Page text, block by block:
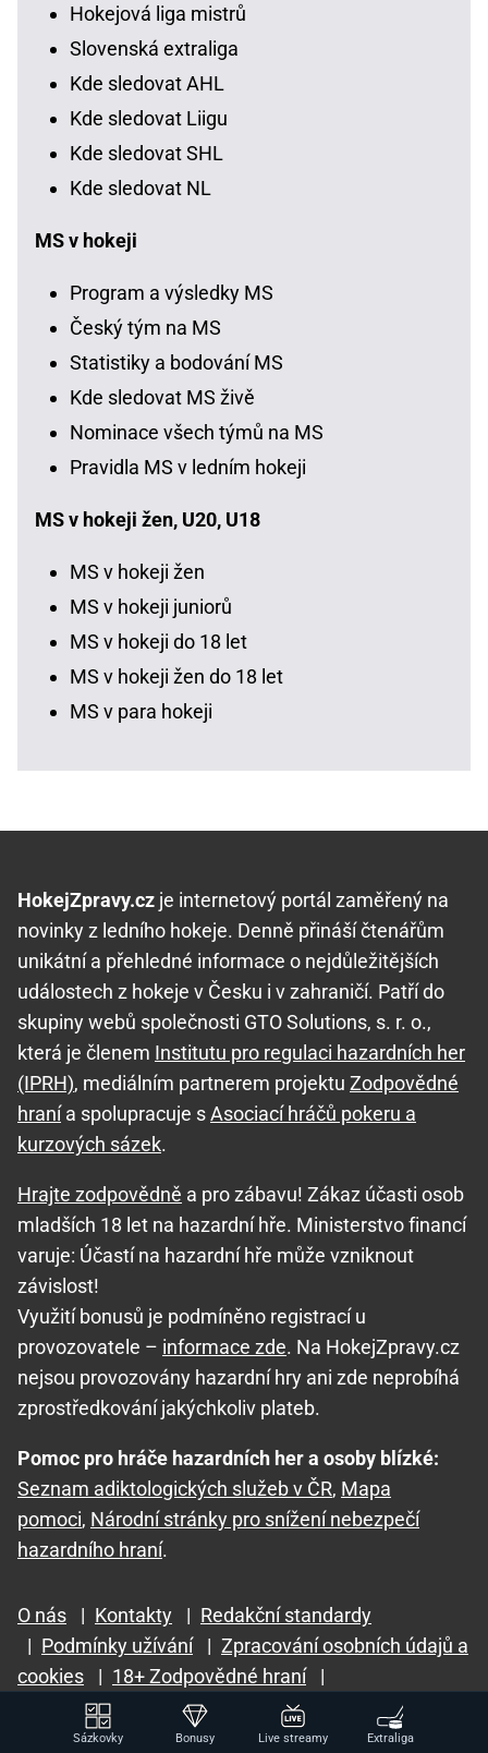
Hokejová liga mistrů
Slovenská extraliga
Kde sledovat AHL
Kde sledovat Liigu
Kde sledovat SHL
Kde sledovat NL
MS v hokeji
Program a výsledky MS
Český tým na MS
Statistiky a bodování MS
Kde sledovat MS živě
Nominace všech týmů na MS
Pravidla MS v ledním hokeji
MS v hokeji žen, U20, U18
MS v hokeji žen
MS v hokeji juniorů
MS v hokeji do 18 let
MS v hokeji žen do 18 let
MS v para hokeji
HokejZpravy.cz je internetový portál zaměřený na
novinky z ledního hokeje. Denně přináší čtenářům
unikátní a přehledné informace o nejdůležitějších
událostech z hokeje v Česku i v zahraničí. Patří do
skupiny webů společnosti GTO Solutions, s. r. o.,
která je členem Institutu pro regulaci hazardních her
(IPRH), mediálním partnerem projektu Zodpovědné
hranía spolupracuje sAsociací hráčů pokeru a
kurzových sázek.
Hrajte zodpovědně a pro zábavu! Zákaz účasti osob
mladších 18 let na hazardní hře. Ministerstvo financí
varuje: Účastí na hazardní hře může vzniknout
závislost!
Využití bonusů je podmíněno registrací u
provozovatele – informace zde. Na HokejZpravy.cz
nejsou provozovány hazardní hry ani zde neprobíhá
zprostředkování jakýchkoliv plateb.
Pomoc pro hráče hazardních her a osoby blízké:
Seznam adiktologických služeb v ČR, Mapa
pomoci, Národní stránky pro snížení nebezpečí
hazardního hraní.
O nás | Kontakty | Redakční standardy
| Podmínky užívání | Zpracování osobních údajů a
cookies
| 18+ Zodpovědné hraní
|
GTO Solutions, s.r.o.
Sázkovky Bonusy Live streamy Extraliga